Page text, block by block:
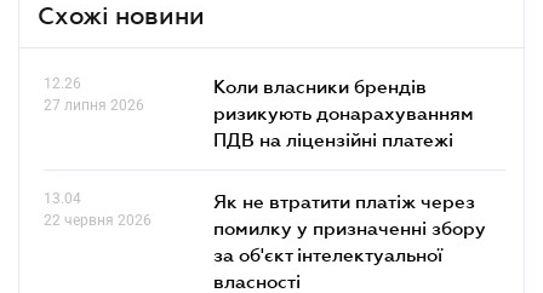
Схожі новини
12.26
27 липня 2026
Коли власники брендів
ризикують донарахуванням
ПДВ на ліцензійні платежі
13.04
22 червня 2026
Як не втратити платіж через
помилку у призначенні збору
за об'єкт інтелектуальної
власності